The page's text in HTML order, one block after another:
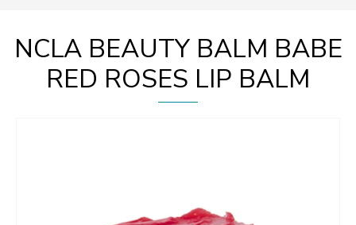
NCLA BEAUTY BALM BABE
RED ROSES LIP BALM